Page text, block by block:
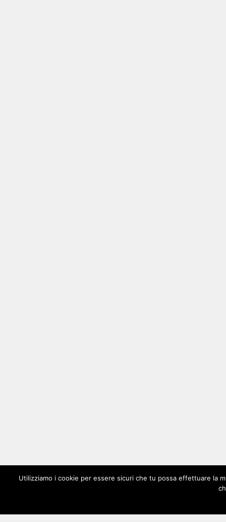
Utilizziamo i cookie per essere sicuri che tu possa effettuare la